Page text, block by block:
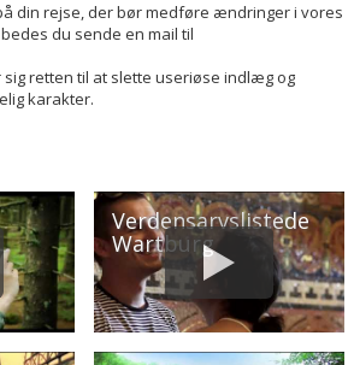
din rejse, der bør medføre ændringer i vores
du sende en mail til
retten til at slette useriøse indlæg og
karakter.
Verdensarvslistede
Wartburg